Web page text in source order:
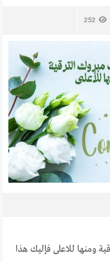
252
ومنها للاعلى فإليك هذا